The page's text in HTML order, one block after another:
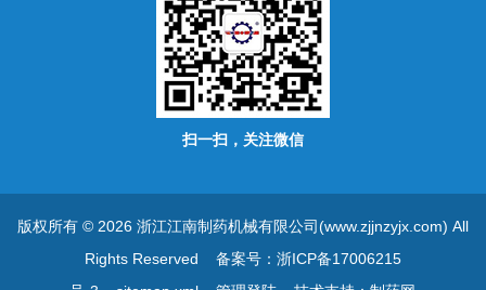
扫一扫，关注微信
版权所有 © 2026 浙江江南制药机械有限公司(www.zjjnzyjx.com) All
Rights Reserved 备案号：浙ICP备17006215